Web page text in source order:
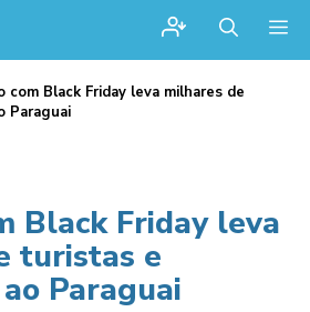
com Black Friday leva milhares de
Paraguai
Black Friday leva
turistas e
Paraguai